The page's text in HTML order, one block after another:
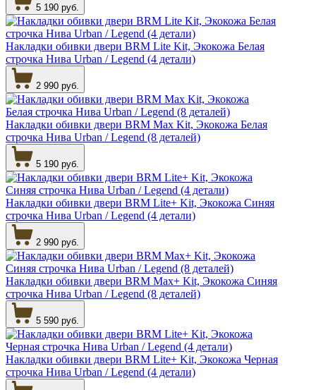
5 190 руб.
Накладки обивки двери BRM Lite Kit, Экокожа Белая
строчка Нива Urban / Legend (4 детали)
2 990 руб.
Накладки обивки двери BRM Max Kit, Экокожа Белая
строчка Нива Urban / Legend (8 деталей)
5 190 руб.
Накладки обивки двери BRM Lite+ Kit, Экокожа Синяя
строчка Нива Urban / Legend (4 детали)
2 990 руб.
Накладки обивки двери BRM Max+ Kit, Экокожа Синяя
строчка Нива Urban / Legend (8 деталей)
5 590 руб.
Накладки обивки двери BRM Lite+ Kit, Экокожа Черная
строчка Нива Urban / Legend (4 детали)